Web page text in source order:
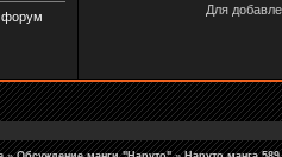
форум
Для